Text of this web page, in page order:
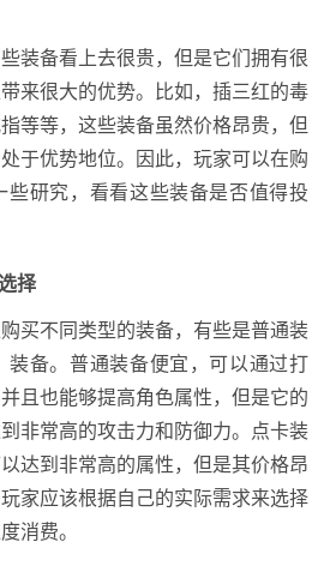
装备看上去很贵，但是它们拥有很
来很大的优势。比如，插三红的毒
等等，这些装备虽然价格昂贵，但
于优势地位。因此，玩家可以在购
些研究，看看这些装备是否值得投
择
买不同类型的装备，有些是普通装
装备。普通装备便宜，可以通过打
且也能够提高角色属性，但是它的
非常高的攻击力和防御力。点卡装
达到非常高的属性，但是其价格昂
家应该根据自己的实际需求来选择
消费。